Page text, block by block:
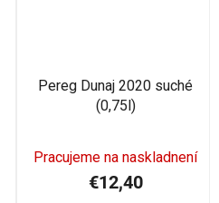
Pereg Dunaj 2020 suché
(0,75l)
Pracujeme na naskladnení
€12,40